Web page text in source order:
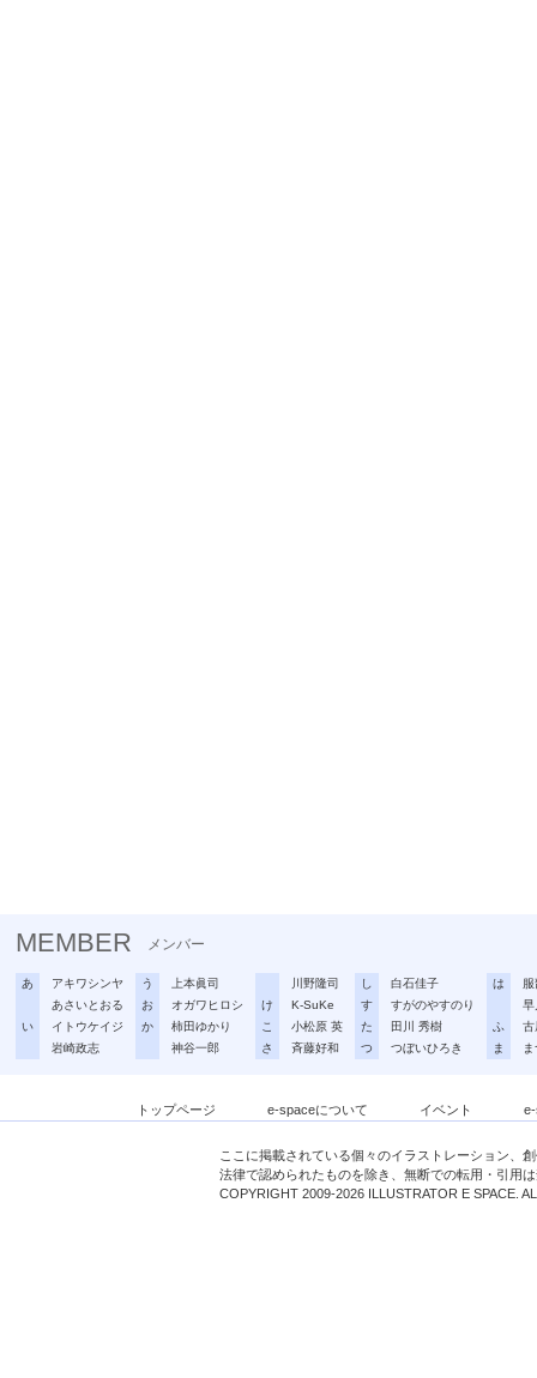
MEMBER メンバー
あ
アキワシンヤ
あさいとおる
い
イトウケイジ
岩崎政志
う
上本眞司
お
オガワヒロシ
か
柿田ゆかり
神谷一郎
川野隆司
け
K-SuKe
こ
小松原 英
さ
斉藤好和
し
白石佳子
す
すがのやすのり
た
田川 秀樹
つ
つぼいひろき
は
早
ふ
古
ま
トップページ e-spaceについて イベント
ここに掲載されている個々のイラストレーション、
法律で認められたものを除き、無断での転用・引用
COPYRIGHT 2009-2026 ILLUSTRATOR E SPACE.